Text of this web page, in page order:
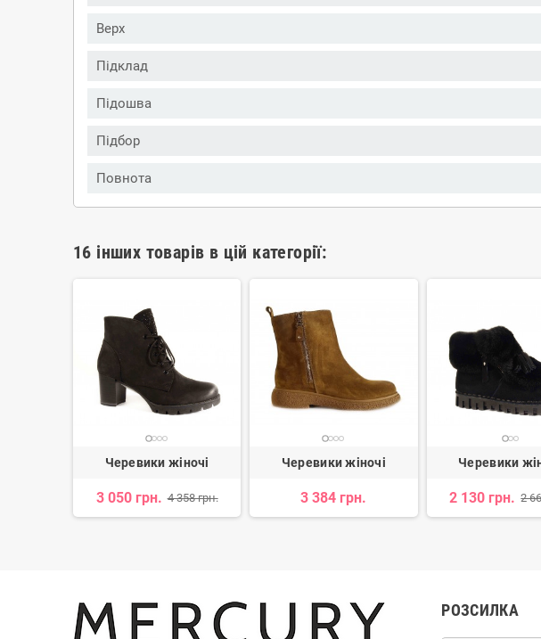
Верх
Підклад
Підошва
Підбор
Повнота
16 інших товарів в цій категорії:
Черевики жіночі
3 050 грн. 4 358 грн.
Черевики жіночі
3 384 грн.
Черевики
2 130 грн. 2
РОЗСИЛКА